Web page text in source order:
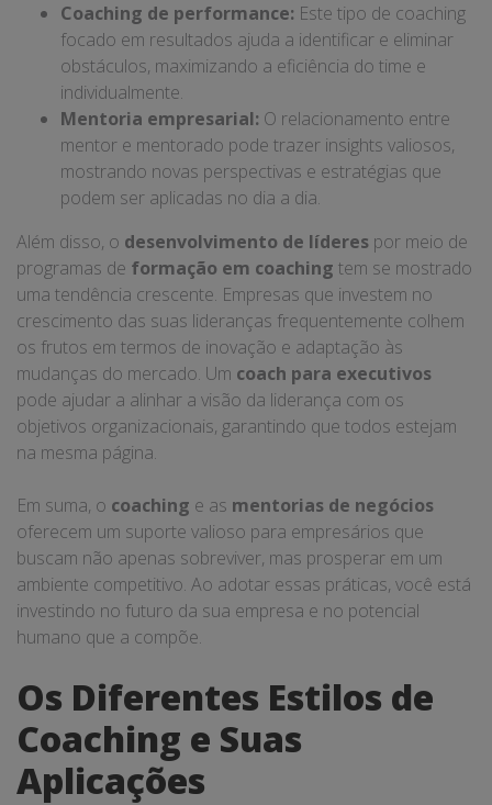
Coaching de performance: Este tipo de coaching
focado em resultados ajuda a identificar e eliminar
obstáculos, maximizando a eficiência do time e
individualmente.
Mentoria empresarial: O relacionamento entre
mentor e mentorado pode trazer insights valiosos,
mostrando novas perspectivas e estratégias que
podem ser aplicadas no dia a dia.
Além disso, o desenvolvimento de líderes por meio de
programas de formação em coaching tem se mostrado
uma tendência crescente. Empresas que investem no
crescimento das suas lideranças frequentemente colhem
os frutos em termos de inovação e adaptação às
mudanças do mercado. Um coach para executivos
pode ajudar a alinhar a visão da liderança com os
objetivos organizacionais, garantindo que todos estejam
na mesma página.
Em suma, o coaching e as mentorias de negócios
oferecem um suporte valioso para empresários que
buscam não apenas sobreviver, mas prosperar em um
ambiente competitivo. Ao adotar essas práticas, você está
investindo no futuro da sua empresa e no potencial
humano que a compõe.
Os Diferentes Estilos de
Coaching e Suas
Aplicações